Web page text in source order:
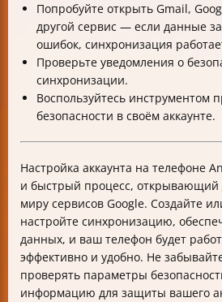
Попробуйте открыть Gmail,
другой сервис — если данные
ошибок, синхронизация
Проверьте уведомления о
синхронизации.
Воспользуйтесь инструментом
безопасности в своём аккаунте.
Настройка аккаунта на телефоне
и быстрый процесс, открывающий
миру сервисов Google. Создайте
настройте синхронизацию,
данных, и ваш телефон будет
эффективно и удобно. Не
проверять параметры
информацию для защиты вашего